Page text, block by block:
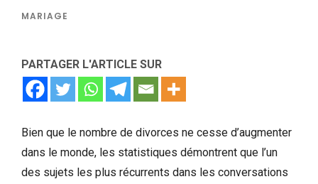
MARIAGE
PARTAGER L'ARTICLE SUR
Bien que le nombre de divorces ne cesse d’augmenter
dans le monde, les statistiques démontrent que l’un
des sujets les plus récurrents dans les conversations